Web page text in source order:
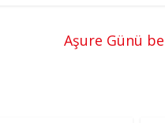
Aşure Günü